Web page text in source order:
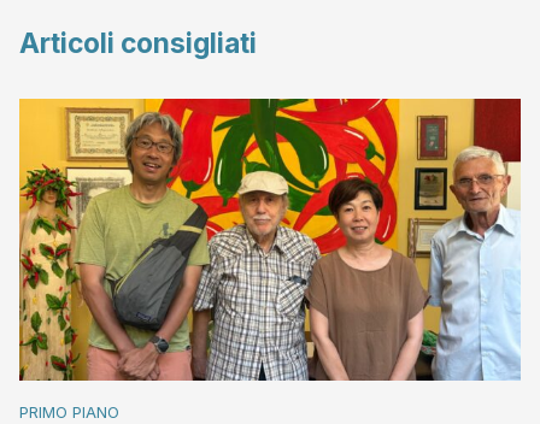
Articoli consigliati
PRIMO PIANO